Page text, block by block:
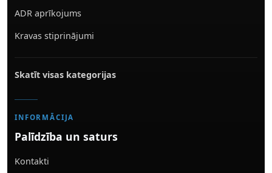
ADR aprīkojums
Kravas stiprinājumi
Skatīt visas kategorijas
INFORMĀCIJA
Palīdzība un saturs
Kontakti